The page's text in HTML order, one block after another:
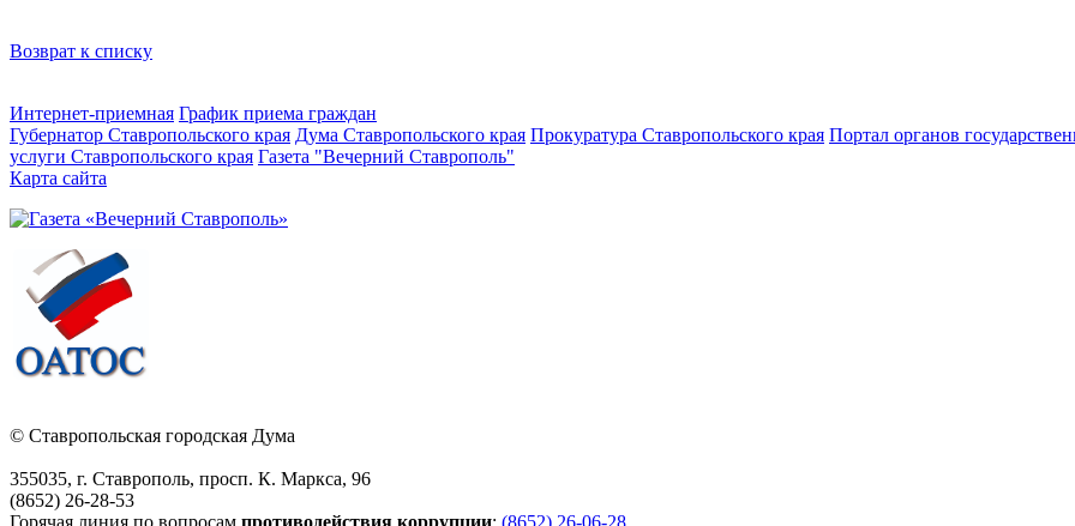
Возврат к списку
Интернет-приемная График приема граждан
Губернатор Ставропольского края Дума Ставропольского края Прокуратура Ставропольского края Портал органов
услуги Ставропольского края Газета "Вечерний Ставрополь"
Карта сайта
© Ставропольская городская Дума
355035, г. Ставрополь, просп. К. Маркса, 96
(8652) 26-28-53
Горячая линия по вопросам противодействия коррупции: (8652) 26-06-28